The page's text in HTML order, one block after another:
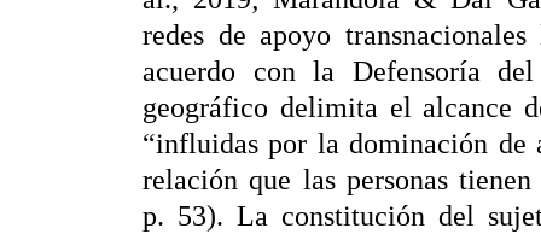
redes de apoyo
acuerdo con la Defensoría
geográfico delimita el alcance
“influidas por la dominación
relación que las personas
p. 53). La constitución del